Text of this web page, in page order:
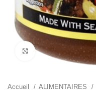
Agrandir
Accueil ALIMENTAIRES